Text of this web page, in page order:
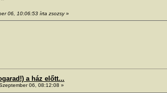
06, 10:06:53 írta zsozsy»
a ház előtt...
06, 08:12:08 »